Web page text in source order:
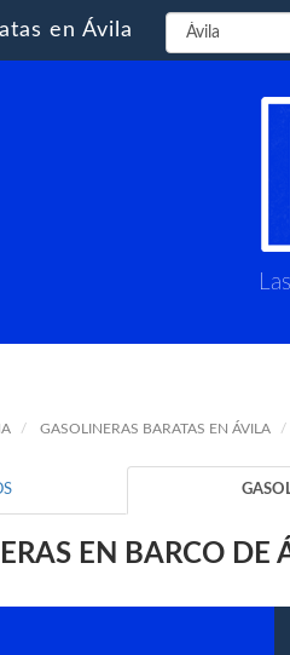
en Ávila
GASOLINERAS BARATAS EN ÁVILA
EN BARCO DE